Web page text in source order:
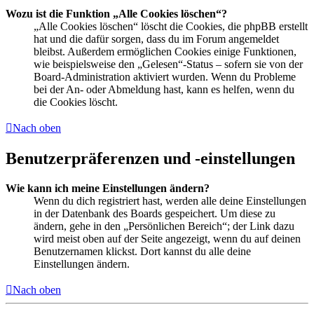
Wozu ist die Funktion „Alle Cookies löschen“?
„Alle Cookies löschen“ löscht die Cookies, die phpBB erstellt
hat und die dafür sorgen, dass du im Forum angemeldet
bleibst. Außerdem ermöglichen Cookies einige Funktionen,
wie beispielsweise den „Gelesen“-Status – sofern sie von der
Board-Administration aktiviert wurden. Wenn du Probleme
bei der An- oder Abmeldung hast, kann es helfen, wenn du
die Cookies löscht.
Nach oben
Benutzerpräferenzen und -einstellungen
Wie kann ich meine Einstellungen ändern?
Wenn du dich registriert hast, werden alle deine Einstellungen
in der Datenbank des Boards gespeichert. Um diese zu
ändern, gehe in den „Persönlichen Bereich“; der Link dazu
wird meist oben auf der Seite angezeigt, wenn du auf deinen
Benutzernamen klickst. Dort kannst du alle deine
Einstellungen ändern.
Nach oben